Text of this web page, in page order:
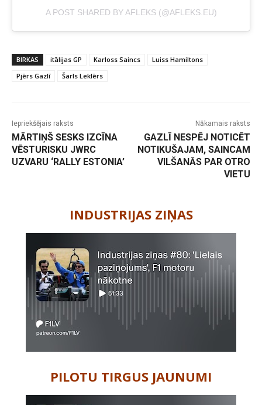
A POST SHARED BY AFLEKS (@AFLEKS.EU)
BIRKAS itālijas GP Karloss Saincs
Luiss Hamiltons
Pjērs Gazlī
Šarls Leklērs
Iepriekšējais raksts
MĀRTIŅŠ SESKS IZCĪNA
VĒSTURISKU JWRC
UZVARU ‘RALLY ESTONIA’
Nākamais raksts
GAZLĪ NESPĒJ NOTICĒT
NOTIKUŠAJAM, SAINCAM
VILŠANĀS PAR OTRO
VIETU
INDUSTRIJAS ZIŅAS
PILOTU TIRGUS JAUNUMI